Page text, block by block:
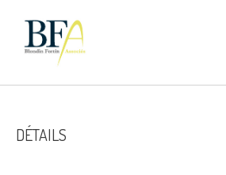
DÉTAILS